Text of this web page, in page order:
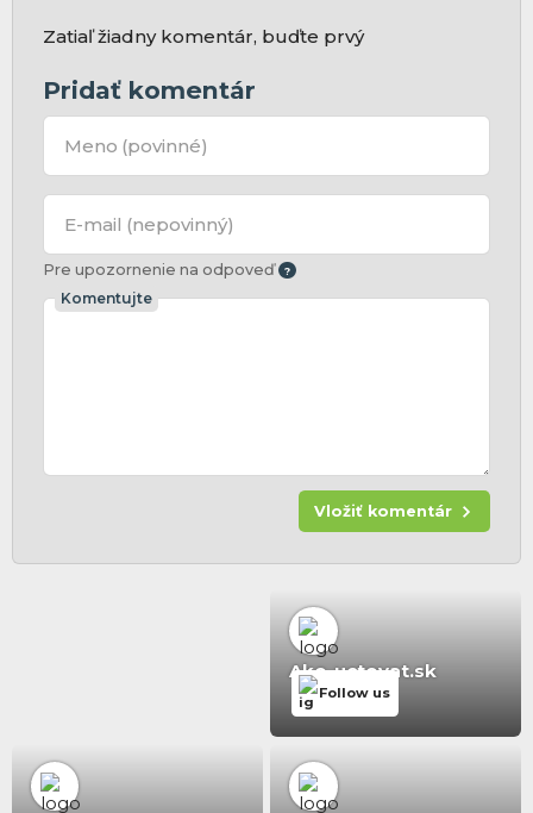
Zatiaľ žiadny komentár, buďte prvý
Pridať komentár
Meno (povinné)
E-mail (nepovinný)
Pre upozornenie na odpoveď
Komentujte
Vložiť komentár
Ako-uctovat.sk
Follow us